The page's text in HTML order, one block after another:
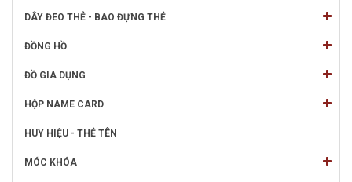
DÂY ĐEO THẺ - BAO ĐỰNG THẺ
ĐỒNG HỒ
ĐỒ GIA DỤNG
HỘP NAME CARD
HUY HIỆU - THẺ TÊN
MÓC KHÓA